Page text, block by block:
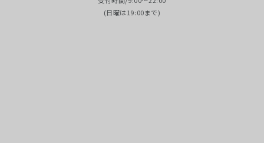
(日曜は19:00まで)